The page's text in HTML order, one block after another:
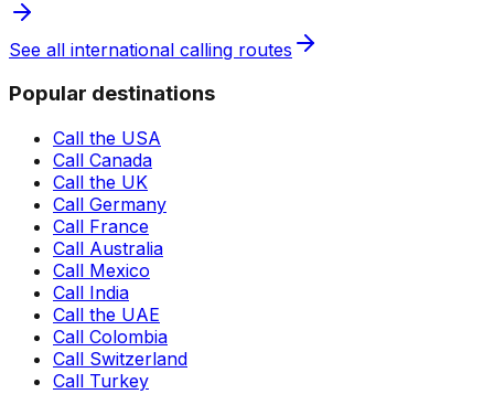
See all international calling routes
Popular destinations
Call the USA
Call Canada
Call the UK
Call Germany
Call France
Call Australia
Call Mexico
Call India
Call the UAE
Call Colombia
Call Switzerland
Call Turkey